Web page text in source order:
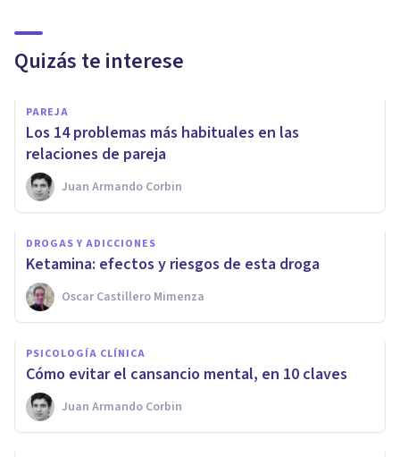
Quizás te interese
PAREJA
Los 14 problemas más habituales en las
relaciones de pareja
Juan Armando Corbin
DROGAS Y ADICCIONES
Ketamina: efectos y riesgos de esta droga
Oscar Castillero Mimenza
PSICOLOGÍA CLÍNICA
Cómo evitar el cansancio mental, en 10 claves
Juan Armando Corbin